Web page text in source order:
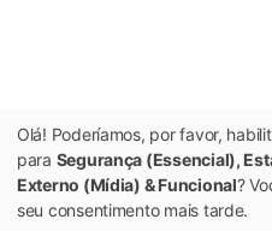
Olá! Poderíamos, por favor,
para Segurança (Essencial),
Externo (Mídia) & Funcional?
seu consentimento mais tarde.